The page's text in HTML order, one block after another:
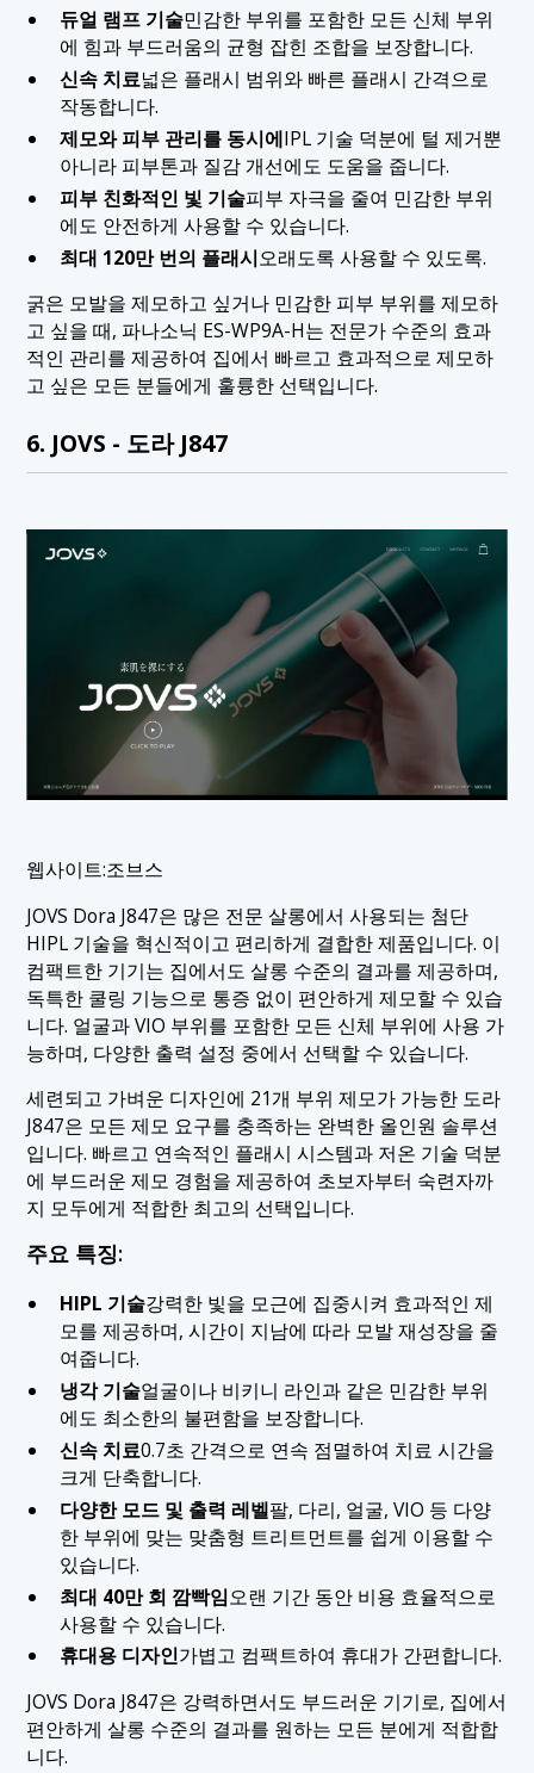
듀얼 램프 기술민감한 부위를 포함한 모든 신체 부위
에 힘과 부드러움의 균형 잡힌 조합을 보장합니다.
신속 치료넓은 플래시 범위와 빠른 플래시 간격으로
작동합니다.
제모와 피부 관리를 동시에IPL 기술 덕분에 털 제거뿐
아니라 피부톤과 질감 개선에도 도움을 줍니다.
피부 친화적인 빛 기술피부 자극을 줄여 민감한 부위
에도 안전하게 사용할 수 있습니다.
최대 120만 번의 플래시오래도록 사용할 수 있도록.
굵은 모발을 제모하고 싶거나 민감한 피부 부위를 제모하
고 싶을 때, 파나소닉 ES-WP9A-H는 전문가 수준의 효과
적인 관리를 제공하여 집에서 빠르고 효과적으로 제모하
고 싶은 모든 분들에게 훌륭한 선택입니다.
6. JOVS - 도라 J847
웹사이트:조브스
JOVS Dora J847은 많은 전문 살롱에서 사용되는 첨단
HIPL 기술을 혁신적이고 편리하게 결합한 제품입니다. 이
컴팩트한 기기는 집에서도 살롱 수준의 결과를 제공하며,
독특한 쿨링 기능으로 통증 없이 편안하게 제모할 수 있습
니다. 얼굴과 VIO 부위를 포함한 모든 신체 부위에 사용 가
능하며, 다양한 출력 설정 중에서 선택할 수 있습니다.
세련되고 가벼운 디자인에 21개 부위 제모가 가능한 도라
J847은 모든 제모 요구를 충족하는 완벽한 올인원 솔루션
입니다. 빠르고 연속적인 플래시 시스템과 저온 기술 덕분
에 부드러운 제모 경험을 제공하여 초보자부터 숙련자까
지 모두에게 적합한 최고의 선택입니다.
주요 특징:
HIPL 기술강력한 빛을 모근에 집중시켜 효과적인 제
모를 제공하며, 시간이 지남에 따라 모발 재성장을 줄
여줍니다.
냉각 기술얼굴이나 비키니 라인과 같은 민감한 부위
에도 최소한의 불편함을 보장합니다.
신속 치료0.7초 간격으로 연속 점멸하여 치료 시간을
크게 단축합니다.
다양한 모드 및 출력 레벨팔, 다리, 얼굴, VIO 등 다양
한 부위에 맞는 맞춤형 트리트먼트를 쉽게 이용할 수
있습니다.
최대 40만 회 깜빡임오랜 기간 동안 비용 효율적으로
사용할 수 있습니다.
휴대용 디자인가볍고 컴팩트하여 휴대가 간편합니다.
JOVS Dora J847은 강력하면서도 부드러운 기기로, 집에서
편안하게 살롱 수준의 결과를 원하는 모든 분에게 적합합
니다.